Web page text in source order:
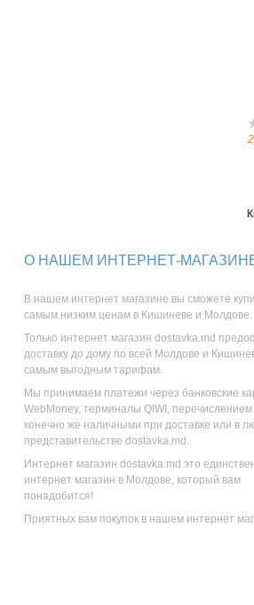
О НАШЕМ ИНТЕРНЕТ-
В нашем интернет магазине вы сможете
самым низким ценам в Кишиневе и Молдове.
Только интернет магазин dostavka.md
доставку до дому по всей Молдове и
самым выгодным тарифам.
Мы принимаем платежи через банковские
WebMoney, терминалы QIWI, перечислением
конечно же наличными при доставке или в
представительстве dostavka.md.
Интернет магазин dostavka.md это
интернет магазин в Молдове, который вам
понадобится!
Приятных вам покупок в нашем интернет